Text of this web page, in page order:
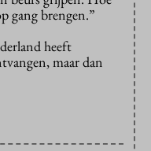
gang brengen.”
heeft
maar dan